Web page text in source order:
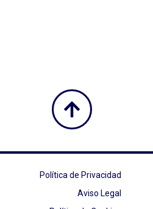
Política de Privacidad
Aviso Legal